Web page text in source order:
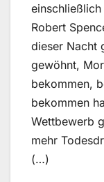
Robert
dieser Nacht
gewöhnt,
bekommen,
bekommen
Wettbewerb
mehr
(…)